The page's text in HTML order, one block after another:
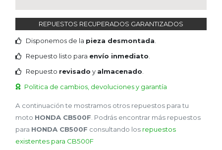
REPUESTOS RECUPERADOS GARANTIZADOS
Disponemos de la pieza desmontada
Repuesto listo para envío inmediato
Repuesto revisado y almacenado
Politica de cambios, devoluciones y garantía
A continuación te mostramos otros repuestos para tu
moto HONDA CB500F . Podrás encontrar más repuestos
para HONDA CB500F consultando los repuestos
existentes para CB500F